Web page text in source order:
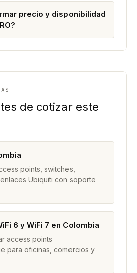
precio y disponibilidad
de cotizar este
points, switches,
Ubiquiti con soporte
6 y WiFi 7 en Colombia
access points
para oficinas, comercios y